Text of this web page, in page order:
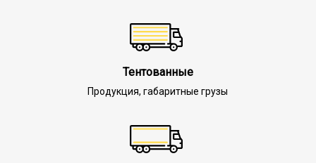
Тентованные
Продукция, габаритные грузы